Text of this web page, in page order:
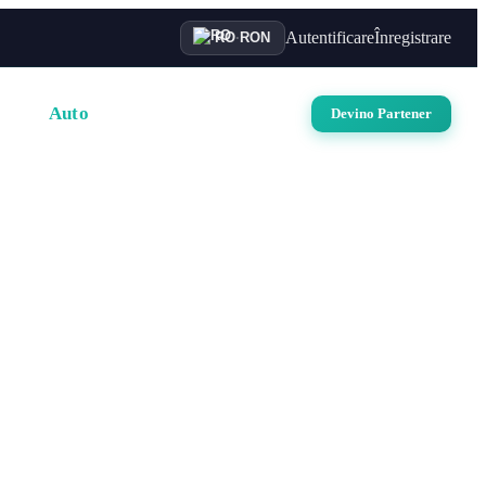
RO· RON AutentificareÎnregistrare
Auto Devino Partener